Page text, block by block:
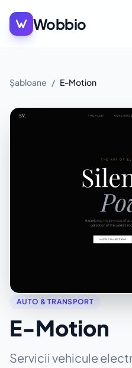
Wobbio
Șabloane / E-Motion
AUTO & TRANSPORT
E-Motion
Servicii vehicule